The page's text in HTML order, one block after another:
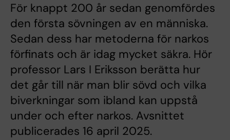
För knappt 200 år sedan genomfördes
den första sövningen av en människa.
Sedan dess har metoderna för narkos
förfinats och är idag mycket säkra. Hör
professor Lars I Eriksson berätta hur
det går till när man blir sövd och vilka
biverkningar som ibland kan uppstå
under och efter narkos. Avsnittet
publicerades 16 april 2025.